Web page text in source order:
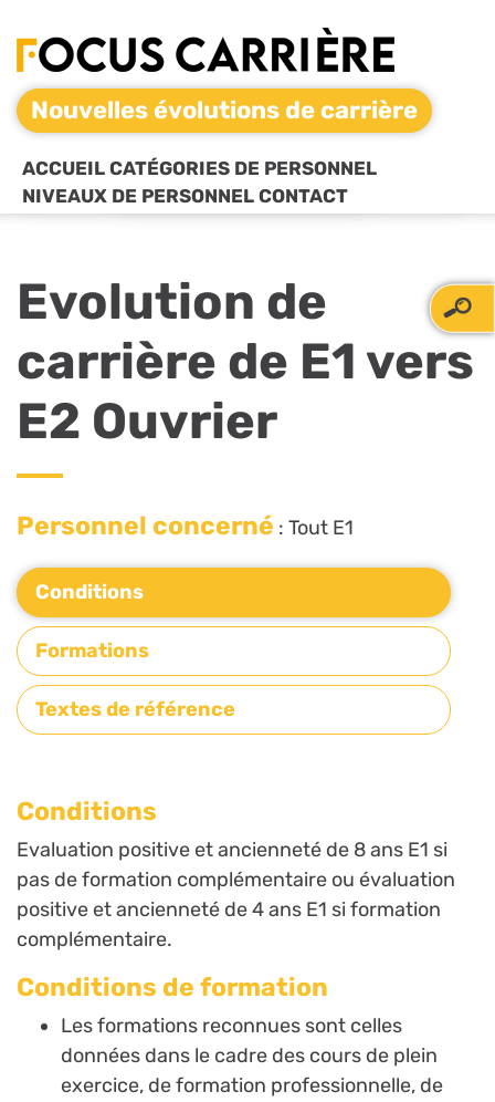
Nouvelles évolutions de carrière
ACCUEIL CATÉGORIES DE PERSONNEL
NIVEAUX DE PERSONNEL CONTACT
Evolution de
carrière de E1 vers
E2 Ouvrier
Personnel concerné : Tout E1
Conditions
Formations
Textes de référence
Conditions
Evaluation positive et ancienneté de 8 ans E1 si
pas de formation complémentaire ou évaluation
positive et ancienneté de 4 ans E1 si formation
complémentaire.
Conditions de formation
Les formations reconnues sont celles
données dans le cadre des cours de plein
exercice, de formation professionnelle, de